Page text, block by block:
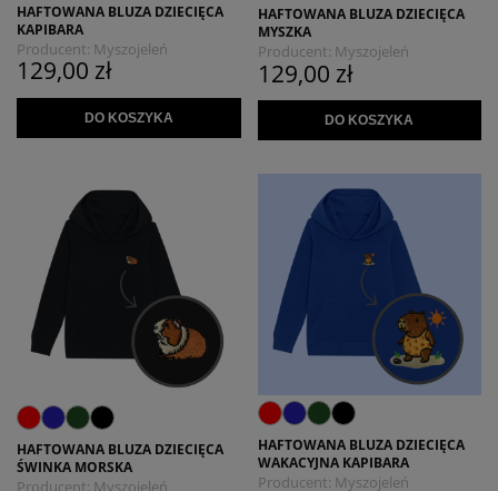
HAFTOWANA BLUZA DZIECIĘCA
KAPIBARA
Producent: Myszojeleń
129,00 zł
DO KOSZYKA
HAFTOWANA BLUZA DZIECIĘCA
MYSZKA
Producent: Myszojeleń
129,00 zł
DO KOSZYKA
HAFTOWANA BLUZA DZIECIĘCA
ŚWINKA MORSKA
Producent: Myszojeleń
HAFTOWANA BLUZA DZIECIĘCA
WAKACYJNA KAPIBARA
Producent: Myszojeleń